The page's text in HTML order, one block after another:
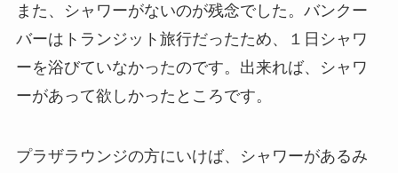
また、シャワーがないのが残念でした。バンクー
バーはトランジット旅行だったため、１日シャワ
ーを浴びていなかったのです。出来れば、シャワ
ーがあって欲しかったところです。
プラザラウンジの方にいけば、シャワーがあるみ